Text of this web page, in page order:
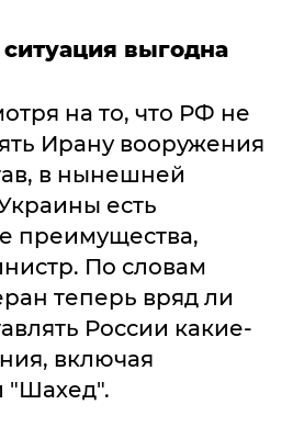
выгодна
на то, что РФ не
Ирану вооружения
в нынешней
есть
преимущества,
По словам
теперь вряд ли
России какие-
включая
"Шахед".